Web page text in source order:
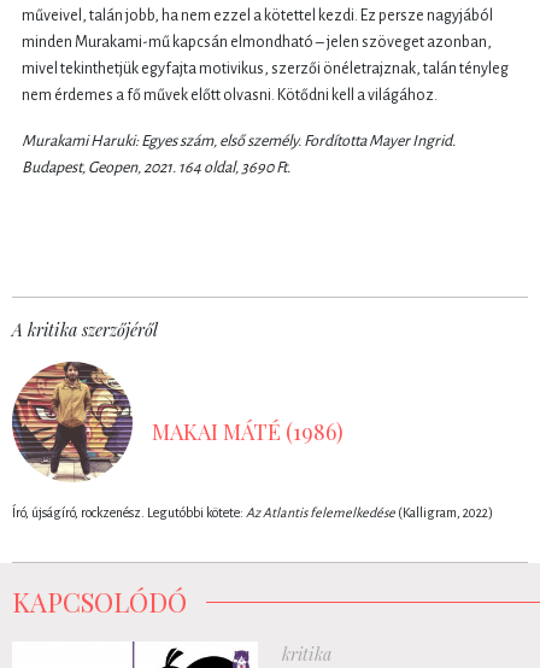
műveivel, talán jobb, ha nem ezzel a kötettel kezdi. Ez persze nagyjából
minden Murakami-mű kapcsán elmondható – jelen szöveget azonban,
mivel tekinthetjük egyfajta motivikus, szerzői önéletrajznak, talán tényleg
nem érdemes a fő művek előtt olvasni. Kötődni kell a világához.
Murakami Haruki: Egyes szám, első személy. Fordította Mayer Ingrid.
Budapest, Geopen, 2021. 164 oldal, 3690 Ft.
A kritika szerzőjéről
MAKAI MÁTÉ (1986)
Író, újságíró, rockzenész. Legutóbbi kötete: Az ​Atlantis felemelkedése (Kalligram, 2022)
KAPCSOLÓDÓ
kritika